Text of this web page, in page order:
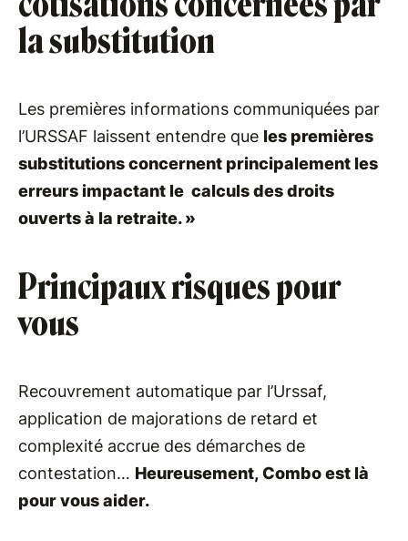
la substitution
Les premières informations communiquées par
l’URSSAF laissent entendre que les premières
substitutions concernent principalement les
erreurs impactant le calculs des droits
ouverts à la retraite. »
Principaux risques pour
vous
Recouvrement automatique par l’Urssaf,
application de majorations de retard et
complexité accrue des démarches de
contestation… Heureusement, Combo est là
pour vous aider.